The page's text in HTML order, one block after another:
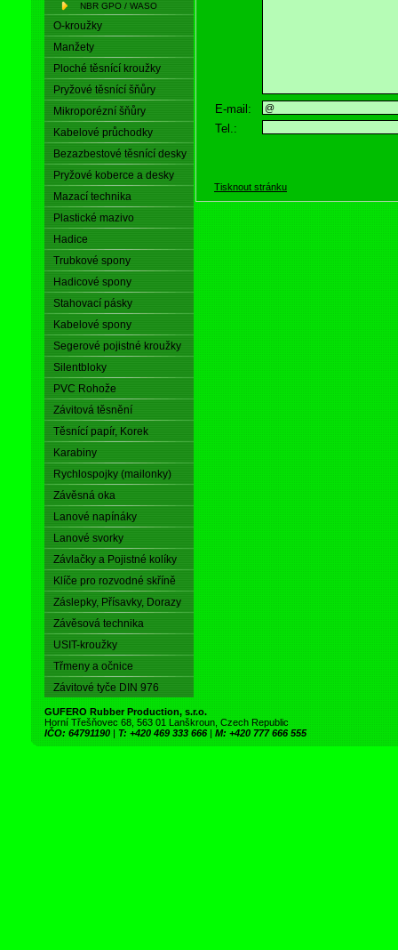
NBR GPO / WASO
O-kroužky
Manžety
Ploché těsnící kroužky
Pryžové těsnící šňůry
Mikroporézní šňůry
Kabelové průchodky
Bezazbestové těsnící desky
Pryžové koberce a desky
Mazací technika
Plastické mazivo
Hadice
Trubkové spony
Hadicové spony
Stahovací pásky
Kabelové spony
Segerové pojistné kroužky
Silentbloky
PVC Rohože
Závitová těsnění
Těsnící papír, Korek
Karabiny
Rychlospojky (mailonky)
Závěsná oka
Lanové napínáky
Lanové svorky
Závlačky a Pojistné kolíky
Klíče pro rozvodné skříně
Záslepky, Přísavky, Dorazy
Závěsová technika
USIT-kroužky
Třmeny a očnice
Závitové tyče DIN 976
E-mail:
Tel.:
Tisknout stránku
GUFERO Rubber Production, s.r.o.
Horní Třešňovec 68, 563 01 Lanškroun, Czech Republic
IČO: 64791190 | T: +420 469 333 666 | M: +420 777 666 555